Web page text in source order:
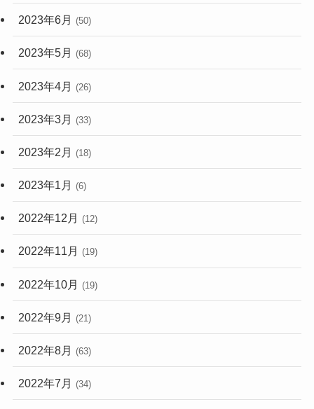
2023年6月 (50)
2023年5月 (68)
2023年4月 (26)
2023年3月 (33)
2023年2月 (18)
2023年1月 (6)
2022年12月 (12)
2022年11月 (19)
2022年10月 (19)
2022年9月 (21)
2022年8月 (63)
2022年7月 (34)